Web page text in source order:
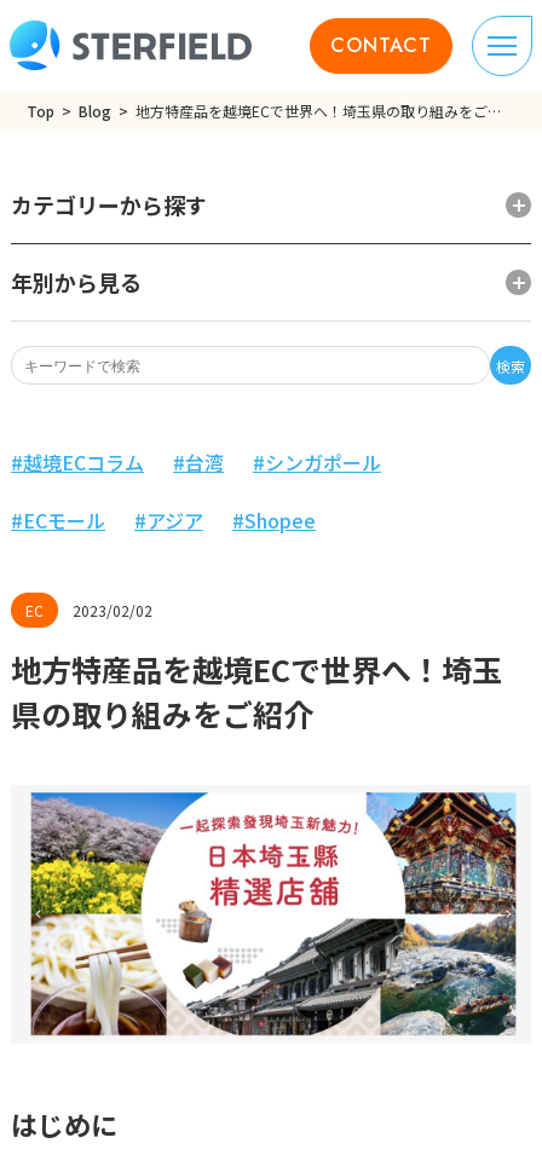
CONTACT
Top Blog 地方特産品を越境ECで世界へ！埼玉県の取り組みをご紹介
検索
カテゴリーから探す
年別から見る
2023/02/02
越境ECコラム 台湾
シンガポール
ECモール
アジア Shopee
地方特産品を越境ECで世界へ！埼玉
県の取り組みをご紹介
はじめに